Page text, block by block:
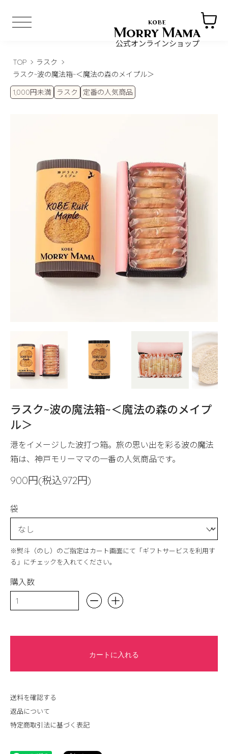
公式オンラインショップ
TOP
ラスク
ラスク~波の魔法箱~＜魔法の森のメイプル＞
1,000円未満
ラスク 定番の人気商品
ラスク~波の魔法箱~＜魔法の森のメイプ
ル＞
港をイメージした波打つ箱。旅の思い出を彩る波の魔法
箱は、神戸モリーママの一番の人気商品です。
900円(税込972円)
袋
※熨斗（のし）のご指定はカート画面にて「ギフトサービスを利用す
る」にチェックを入れてください。
購入数
カートに入れる
送料を確認する
返品について
特定商取引法に基づく表記